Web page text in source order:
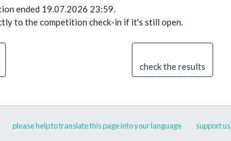
ended 19.07.2026 23:59.
to the competition check-in if it's still open.
check the results
please help to translate this page into your language support us